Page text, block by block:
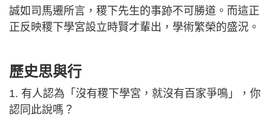
誠如司馬遷所言，稷下先生的事跡不可勝道。而這正
正反映稷下學宮設立時賢才輩出，學術繁榮的盛況。
歷史思與行
1. 有人認為「沒有稷下學宮，就沒有百家爭鳴」，你
認同此說嗎？